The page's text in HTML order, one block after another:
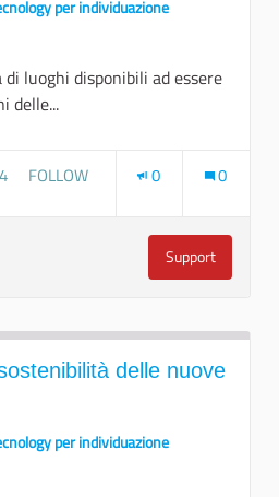
per individuazione
di luoghi disponibili ad essere
delle...
34 FOLLOWERS
FOLLOW 0 0
Support
Potenziare i
delle nuove
per individuazione